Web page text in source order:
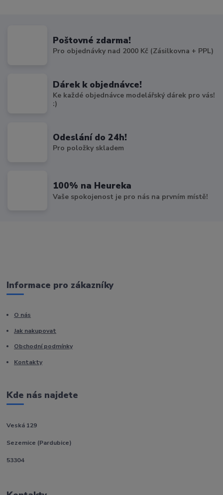
Poštovné zdarma!
Pro objednávky nad 2000 Kč (Zásilkovna + PPL)
Dárek k objednávce!
Ke každé objednávce modelářský dárek pro vás!
:)
Odeslání do 24h!
Pro položky skladem
100% na Heureka
Vaše spokojenost je pro nás na prvním místě!
Informace pro zákazníky
O nás
Jak nakupovat
Obchodní podmínky
Kontakty
Kde nás najdete
Veská 129
Sezemice (Pardubice)
53304